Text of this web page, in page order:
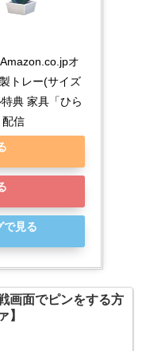
オ
トレー(サイズ
典 家具「ひら
配信
で見る
画面でピンをする方
】